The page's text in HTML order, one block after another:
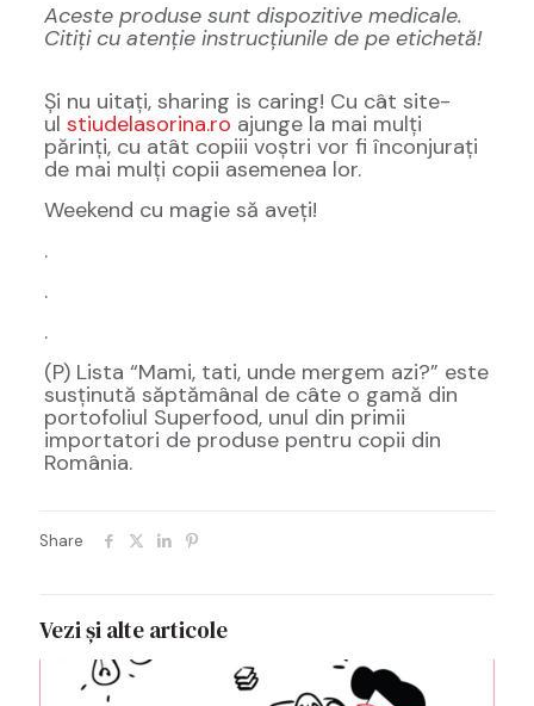
Aceste produse sunt dispozitive medicale.
Citiţi cu atenţie instrucțiunile de pe etichetă!
Și nu uitați, sharing is caring! Cu cât site-
ul stiudelasorina.ro ajunge la mai mulți
părinți, cu atât copiii voștri vor fi înconjurați
de mai mulți copii asemenea lor.
Weekend cu magie să aveți!
.
.
.
(P) Lista “Mami, tati, unde mergem azi?” este
susținută săptămânal de câte o gamă din
portofoliul Superfood, unul din primii
importatori de produse pentru copii din
România.
Share
Vezi și alte articole